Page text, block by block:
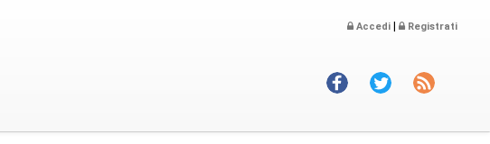
Accedi | Registrati